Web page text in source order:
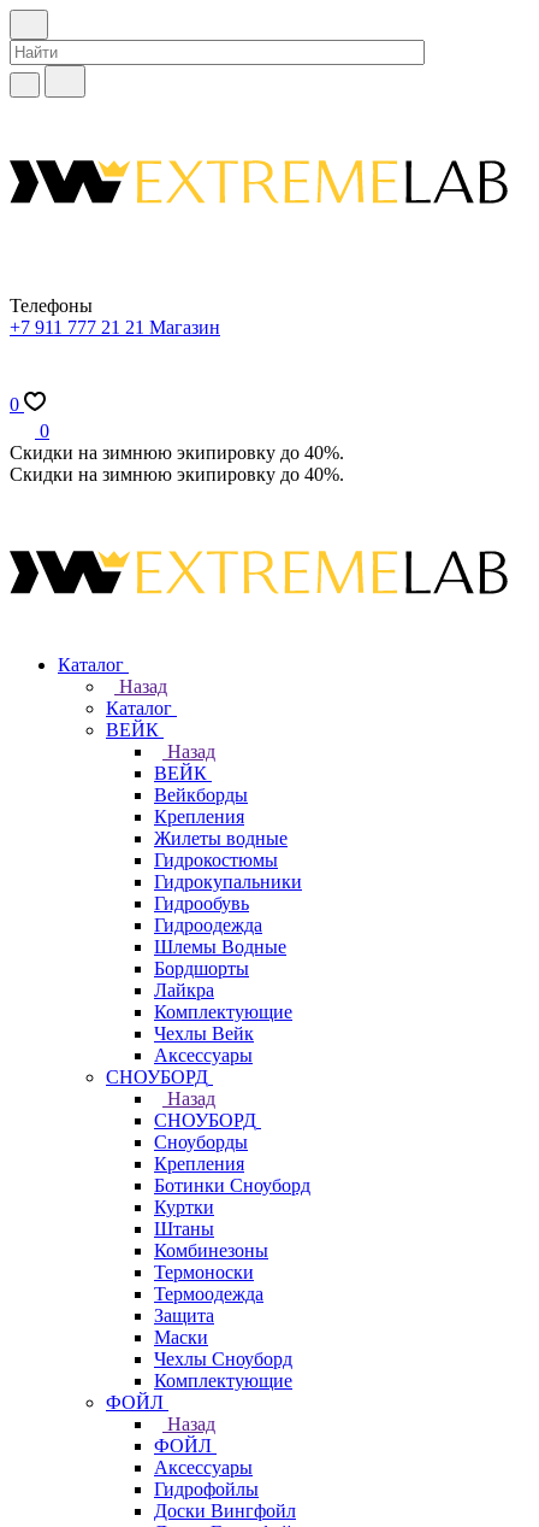
Телефоны
+7 911 777 21 21 Магазин
0
0
Скидки на зимнюю экипировку до 40%.
Скидки на зимнюю экипировку до 40%.
Каталог
Назад
Каталог
ВЕЙК
Назад
ВЕЙК
Вейкборды
Крепления
Жилеты водные
Гидрокостюмы
Гидрокупальники
Гидрообувь
Гидроодежда
Шлемы Водные
Бордшорты
Лайкра
Комплектующие
Чехлы Вейк
Аксессуары
СНОУБОРД
Назад
СНОУБОРД
Сноуборды
Крепления
Ботинки Сноуборд
Куртки
Штаны
Комбинезоны
Термоноски
Термоодежда
Защита
Маски
Чехлы Сноуборд
Комплектующие
ФОЙЛ
Назад
ФОЙЛ
Аксессуары
Гидрофойлы
Доски Вингфойл